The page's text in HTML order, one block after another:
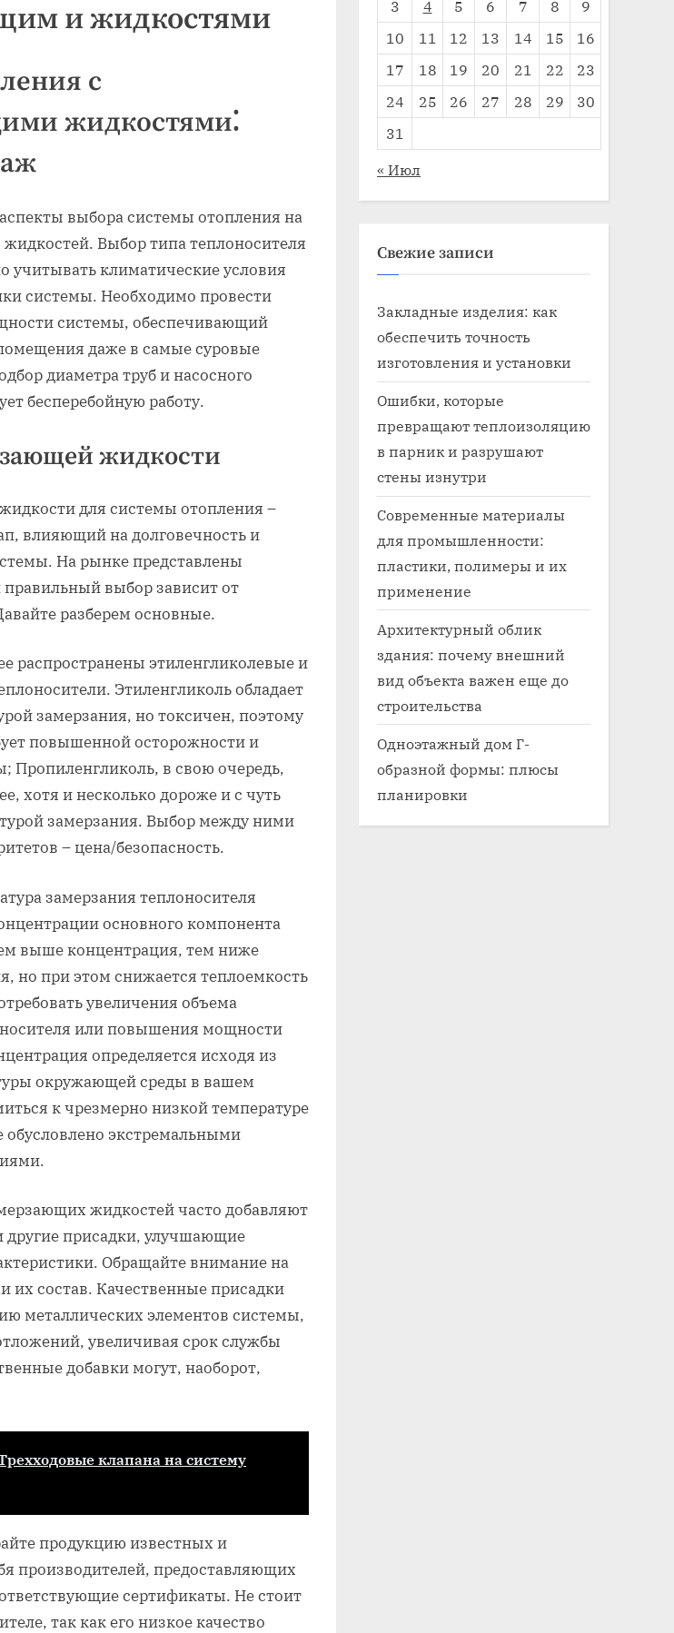
и жидкостями
с
жидкостями⁚
выбора системы отопления на
Выбор типа теплоносителя
учитывать климатические условия
системы. Необходимо провести
системы, обеспечивающий
даже в самые суровые
диаметра труб и насосного
бесперебойную работу.
жидкости
для системы отопления –
влияющий на долговечность и
На рынке представлены
выбор зависит от
разберем основные.
распространены этиленгликолевые и
Этиленгликоль обладает
замерзания, но токсичен, поэтому
повышенной осторожности и
Пропиленгликоль, в свою очередь,
хотя и несколько дороже и с чуть
замерзания. Выбор между ними
– цена/безопасность.
замерзания теплоносителя
основного компонента
выше концентрация, тем ниже
но при этом снижается теплоемкость
увеличения объема
или повышения мощности
определяется исходя из
окружающей среды в вашем
к чрезмерно низкой температуре
обусловлено экстремальными
жидкостей часто добавляют
другие присадки, улучшающие
Обращайте внимание на
их состав. Качественные присадки
металлических элементов системы,
увеличивая срок службы
добавки могут, наоборот,
клапана на систему
продукцию известных и
производителей, предоставляющих
сертификаты. Не стоит
так как его низкое качество
3
4 5 6 7 8
9
10
11 12 13 14 15
16
17
18 19 20 21 22
23
24
25 26 27 28 29
30
31
« Июл
Свежие записи
Закладные изделия: как
обеспечить точность
изготовления и установки
Ошибки, которые
превращают теплоизоляцию
в парник и разрушают
стены изнутри
Современные материалы
для промышленности:
пластики, полимеры и их
применение
Архитектурный облик
здания: почему внешний
вид объекта важен еще до
строительства
Одноэтажный дом Г-
образной формы: плюсы
планировки